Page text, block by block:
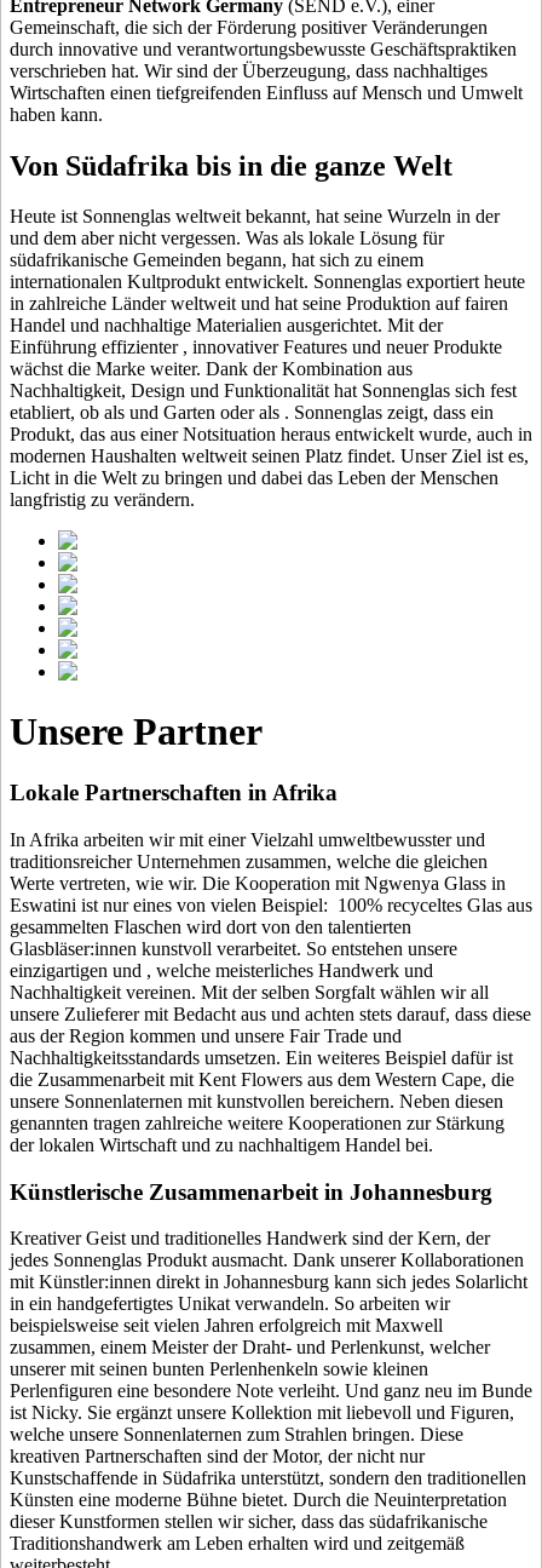
Entrepreneur Network Germany (SEND e.V.), einer
Gemeinschaft, die sich der Förderung positiver Veränderungen
durch innovative und verantwortungsbewusste Geschäftspraktiken
verschrieben hat. Wir sind der Überzeugung, dass nachhaltiges
Wirtschaften einen tiefgreifenden Einfluss auf Mensch und Umwelt
haben kann.
Von Südafrika bis in die ganze Welt
Heute ist Sonnenglas weltweit bekannt, hat seine Wurzeln in der
und dem aber nicht vergessen. Was als lokale Lösung für
südafrikanische Gemeinden begann, hat sich zu einem
internationalen Kultprodukt entwickelt. Sonnenglas exportiert heute
in zahlreiche Länder weltweit und hat seine Produktion auf fairen
Handel und nachhaltige Materialien ausgerichtet. Mit der
Einführung effizienter , innovativer Features und neuer Produkte
wächst die Marke weiter. Dank der Kombination aus
Nachhaltigkeit, Design und Funktionalität hat Sonnenglas sich fest
etabliert, ob als und Garten oder als . Sonnenglas zeigt, dass ein
Produkt, das aus einer Notsituation heraus entwickelt wurde, auch in
modernen Haushalten weltweit seinen Platz findet. Unser Ziel ist es,
Licht in die Welt zu bringen und dabei das Leben der Menschen
langfristig zu verändern.
Unsere Partner
Lokale Partnerschaften in Afrika
In Afrika arbeiten wir mit einer Vielzahl umweltbewusster und
traditionsreicher Unternehmen zusammen, welche die gleichen
Werte vertreten, wie wir. Die Kooperation mit Ngwenya Glass in
Eswatini ist nur eines von vielen Beispiel: 100% recyceltes Glas aus
gesammelten Flaschen wird dort von den talentierten
Glasbläser:innen kunstvoll verarbeitet. So entstehen unsere
einzigartigen und , welche meisterliches Handwerk und
Nachhaltigkeit vereinen. Mit der selben Sorgfalt wählen wir all
unsere Zulieferer mit Bedacht aus und achten stets darauf, dass diese
aus der Region kommen und unsere Fair Trade und
Nachhaltigkeitsstandards umsetzen. Ein weiteres Beispiel dafür ist
die Zusammenarbeit mit Kent Flowers aus dem Western Cape, die
unsere Sonnenlaternen mit kunstvollen bereichern. Neben diesen
genannten tragen zahlreiche weitere Kooperationen zur Stärkung
der lokalen Wirtschaft und zu nachhaltigem Handel bei.
Künstlerische Zusammenarbeit in Johannesburg
Kreativer Geist und traditionelles Handwerk sind der Kern, der
jedes Sonnenglas Produkt ausmacht. Dank unserer Kollaborationen
mit Künstler:innen direkt in Johannesburg kann sich jedes Solarlicht
in ein handgefertigtes Unikat verwandeln. So arbeiten wir
beispielsweise seit vielen Jahren erfolgreich mit Maxwell
zusammen, einem Meister der Draht- und Perlenkunst, welcher
unserermit seinen bunten Perlenhenkeln sowie kleinen
Perlenfiguren eine besondere Note verleiht. Und ganz neu im Bunde
ist Nicky. Sie ergänzt unsere Kollektion mit liebevoll und Figuren,
welche unsere Sonnenlaternen zum Strahlen bringen. Diese
kreativen Partnerschaften sind der Motor, der nicht nur
Kunstschaffende in Südafrika unterstützt, sondern den traditionellen
Künsten eine moderne Bühne bietet. Durch die Neuinterpretation
dieser Kunstformen stellen wir sicher, dass das südafrikanische
Traditionshandwerk am Leben erhalten wird und zeitgemäß